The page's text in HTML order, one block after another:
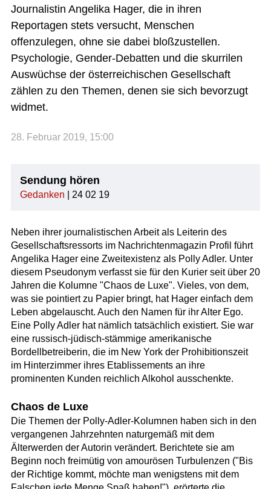
Journalistin Angelika Hager, die in ihren
Reportagen stets versucht, Menschen
offenzulegen, ohne sie dabei bloßzustellen.
Psychologie, Gender-Debatten und die skurrilen
Auswüchse der österreichischen Gesellschaft
zählen zu den Themen, denen sie sich bevorzugt
widmet.
28. Februar 2019, 15:00
Sendung hören
Gedanken | 24 02 19
Neben ihrer journalistischen Arbeit als Leiterin des
Gesellschaftsressorts im Nachrichtenmagazin Profil führt
Angelika Hager eine Zweitexistenz als Polly Adler. Unter
diesem Pseudonym verfasst sie für den Kurier seit über 20
Jahren die Kolumne "Chaos de Luxe". Vieles, von dem,
was sie pointiert zu Papier bringt, hat Hager einfach dem
Leben abgelauscht. Auch den Namen für ihr Alter Ego.
Eine Polly Adler hat nämlich tatsächlich existiert. Sie war
eine russisch-jüdisch-stämmige amerikanische
Bordellbetreiberin, die im New York der Prohibitionszeit
im Hinterzimmer ihres Etablissements an ihre
prominenten Kunden reichlich Alkohol ausschenkte.
Chaos de Luxe
Die Themen der Polly-Adler-Kolumnen haben sich in den
vergangenen Jahrzehnten naturgemäß mit dem
Älterwerden der Autorin verändert. Berichtete sie am
Beginn noch freimütig von amourösen Turbulenzen ("Bis
der Richtige kommt, möchte man wenigstens mit dem